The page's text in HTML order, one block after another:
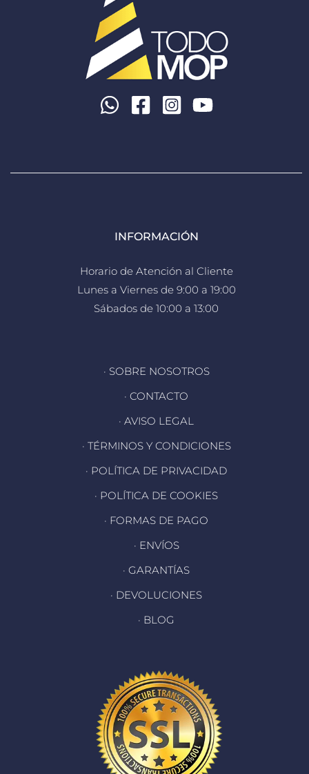
INFORMACIÓN
Horario de Atención al Cliente
Lunes a Viernes de 9:00 a 19:00
Sábados de 10:00 a 13:00
· SOBRE NOSOTROS
· CONTACTO
· AVISO LEGAL
· TÉRMINOS Y CONDICIONES
· POLÍTICA DE PRIVACIDAD
· POLÍTICA DE COOKIES
· FORMAS DE PAGO
· ENVÍOS
· GARANTÍAS
· DEVOLUCIONES
· BLOG